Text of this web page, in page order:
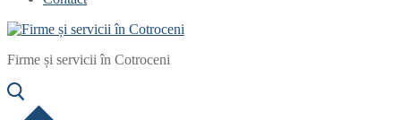
Firme și servicii în Cotroceni